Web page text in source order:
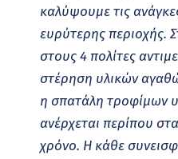
καλύψουμε τις
ευρύτερης περιοχής.
στους 4 πολίτες
στέρηση υλικών
η σπατάλη τροφίμων
ανέρχεται περίπου
χρόνο. Η κάθε